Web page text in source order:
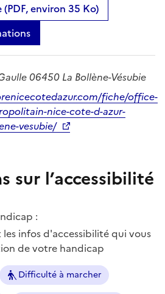
environ 35 Ko)
06450 La Bollène-Vésubie
fiche/office-
nice-cote-d-azur-
vesubie/
sur l’accessibilité
:
infos d'accessibilité qui vous
de votre handicap
Difficulté à marcher